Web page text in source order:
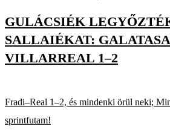
GULÁCSIÉK
SALLAIÉKAT:
VILLARREAL 1–2
Fradi–Real 1–2, és mindenki örül neki;
sprintfutam!